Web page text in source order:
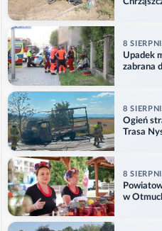
8
Upadek
zabrana
8
Ogień
Trasa
8
w